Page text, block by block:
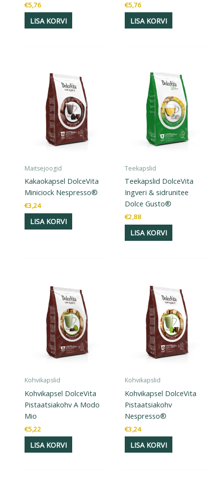
€5,76
LISA KORVI
€5,76
LISA KORVI
Maitsejoogid
Kakaokapsel DolceVita
Miniciock Nespresso®
€3,24
LISA KORVI
Teekapslid
Teekapslid DolceVita
Ingveri & sidrunitee
Dolce Gusto®
€2,88
LISA KORVI
Kohvikapslid
Kohvikapsel DolceVita
Pistaatsiakohv A Modo
Mio
€5,22
LISA KORVI
Kohvikapslid
Kohvikapsel DolceVita
Pistaatsiakohv
Nespresso®
€3,24
LISA KORVI